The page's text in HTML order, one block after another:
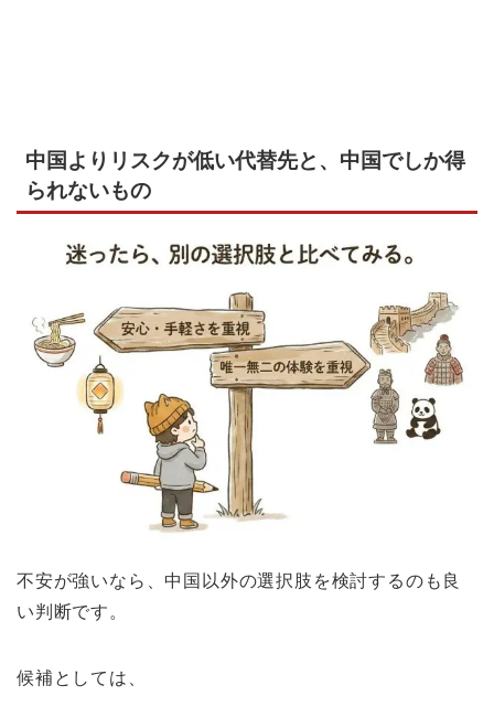
中国よりリスクが低い代替先と、中国でしか得
られないもの
不安が強いなら、中国以外の選択肢を検討するのも良
い判断です。
候補としては、